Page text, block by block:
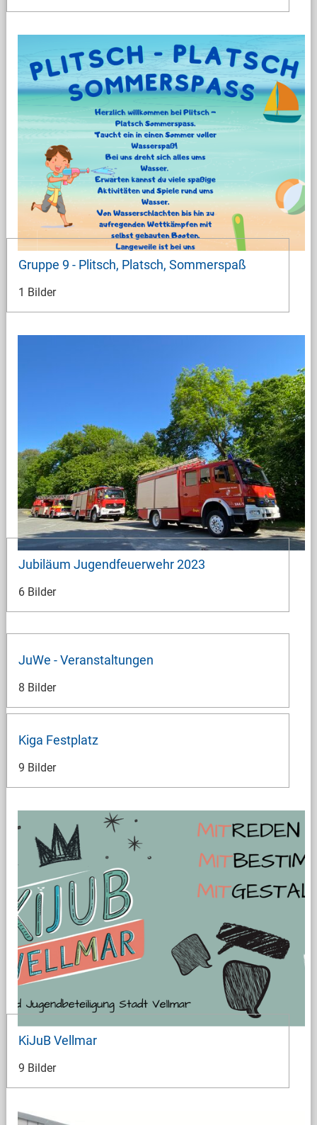
Gruppe 9 - Plitsch, Platsch, Sommerspaß
1 Bilder
Jubiläum Jugendfeuerwehr 2023
6 Bilder
JuWe - Veranstaltungen
8 Bilder
Kiga Festplatz
9 Bilder
KiJuB Vellmar
9 Bilder